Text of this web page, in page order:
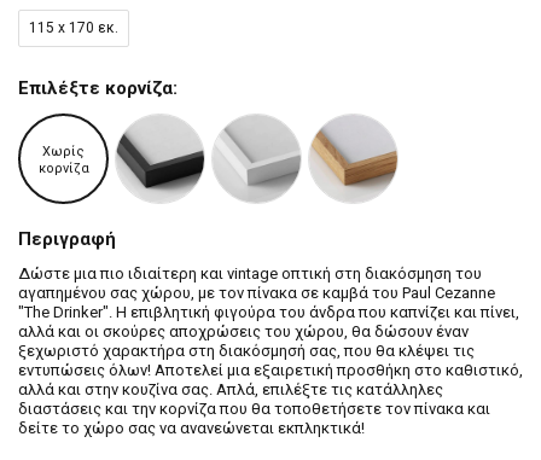
115 x 170 εκ.
Επιλέξτε κορνίζα:
Χωρίς
κορνίζα
Περιγραφή
Δώστε μια πιο ιδιαίτερη και vintage οπτική στη διακόσμηση του
αγαπημένου σας χώρου, με τον πίνακα σε καμβά του Paul Cezanne
"The Drinker". Η επιβλητική φιγούρα του άνδρα που καπνίζει και πίνει,
αλλά και οι σκούρες αποχρώσεις του χώρου, θα δώσουν έναν
ξεχωριστό χαρακτήρα στη διακόσμησή σας, που θα κλέψει τις
εντυπώσεις όλων! Αποτελεί μια εξαιρετική προσθήκη στο καθιστικό,
αλλά και στην κουζίνα σας. Απλά, επιλέξτε τις κατάλληλες
διαστάσεις και την κορνίζα που θα τοποθετήσετε τον πίνακα και
δείτε το χώρο σας να ανανεώνεται εκπληκτικά!